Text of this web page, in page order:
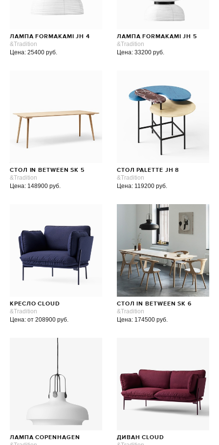
ЛАМПА FORMAKAMI JH 4
&Tradition
Цена: 25400 руб.
ЛАМПА FORMAKAMI JH 5
&Tradition
Цена: 33200 руб.
СТОЛ IN BETWEEN SK 5
&Tradition
Цена: 148900 руб.
СТОЛ PALETTE JH 8
&Tradition
Цена: 119200 руб.
КРЕСЛО CLOUD
&Tradition
Цена: от 208900 руб.
СТОЛ IN BETWEEN SK 6
&Tradition
Цена: 174500 руб.
ЛАМПА COPENHAGEN ДИВАН CLOUD